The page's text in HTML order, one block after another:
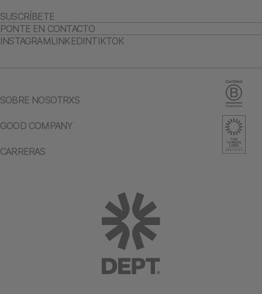
SOBRE NOSOTRXS
GOOD COMPANY
CARRERAS
SUSCRÍBETE
PONTE EN CONTACTO
INSTAGRAMLINKEDINTIKTOK